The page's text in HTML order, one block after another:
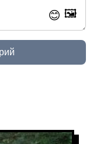
😊 🖼️